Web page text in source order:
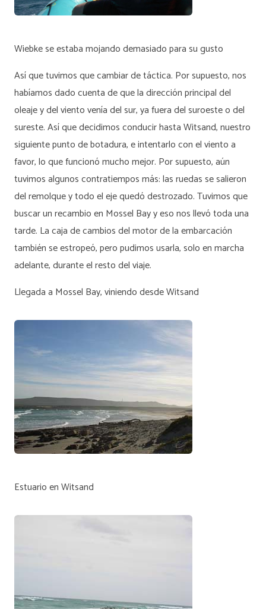
Wiebke se estaba mojando demasiado para su gusto
Así que tuvimos que cambiar de táctica. Por supuesto, nos
habíamos dado cuenta de que la dirección principal del
oleaje y del viento venía del sur, ya fuera del suroeste o del
sureste. Así que decidimos conducir hasta Witsand, nuestro
siguiente punto de botadura, e intentarlo con el viento a
favor, lo que funcionó mucho mejor. Por supuesto, aún
tuvimos algunos contratiempos más: las ruedas se salieron
del remolque y todo el eje quedó destrozado. Tuvimos que
buscar un recambio en Mossel Bay y eso nos llevó toda una
tarde. La caja de cambios del motor de la embarcación
también se estropeó, pero pudimos usarla, solo en marcha
adelante, durante el resto del viaje.
Llegada a Mossel Bay, viniendo desde Witsand
Estuario en Witsand